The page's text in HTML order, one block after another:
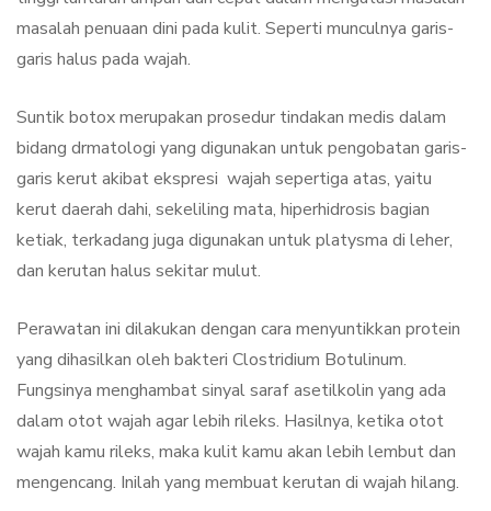
masalah penuaan dini pada kulit. Seperti munculnya garis-
garis halus pada wajah.
Suntik botox merupakan prosedur tindakan medis dalam
bidang drmatologi yang digunakan untuk pengobatan garis-
garis kerut akibat ekspresi wajah sepertiga atas, yaitu
kerut daerah dahi, sekeliling mata, hiperhidrosis bagian
ketiak, terkadang juga digunakan untuk platysma di leher,
dan kerutan halus sekitar mulut.
Perawatan ini dilakukan dengan cara menyuntikkan protein
yang dihasilkan oleh bakteri Clostridium Botulinum.
Fungsinya menghambat sinyal saraf asetilkolin yang ada
dalam otot wajah agar lebih rileks. Hasilnya, ketika otot
wajah kamu rileks, maka kulit kamu akan lebih lembut dan
mengencang. Inilah yang membuat kerutan di wajah hilang.